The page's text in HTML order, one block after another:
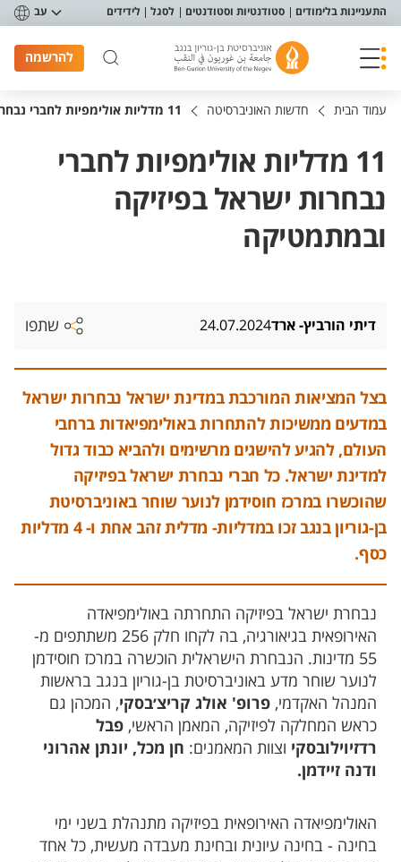
תפריט נגישות
התעניינות בלימודים סטודנטיות וסטודנטים לסגל לידידים עב
להרשמה
עמוד הבית חדשות האוניברסיטה 11 מדליות אולימפיות לחברי נבחרות ישראל בפיזיקה ובמתמטיקה
11 מדליות אולימפיות לחברי
נבחרות ישראל בפיזיקה
ובמתמטיקה
דיתי הורביץ- ארד24.07.2024 שתפו
בצל המציאות המורכבת במדינת ישראל נבחרות ישראל
במדעים ממשיכות להתחרות באולימפיאדות ברחבי
העולם, להגיע להישגים מרשימים ולהביא כבוד גדול
למדינת ישראל. כל חברי נבחרת ישראל בפיזיקה
שהוכשרו במרכז חוסידמן לנוער שוחר באוניברסיטת
בן-גוריון בנגב זכו במדליות- מדלית זהב אחת ו- 4 מדליות
כסף.
נבחרת ישראל בפיזיקה התחרתה באולימפיאדה
האירופאית בגיאורגיה, בה לקחו חלק 256 משתתפים מ-
55 מדינות. הנבחרת הישראלית הוכשרה במרכז חוסידמן
לנוער שוחר מדע באוניברסיטת בן-גוריון בנגב בראשות
המנהל האקדמי,פרופ' אולג קריצ׳בסקי, המכהן גם
כראש המחלקה לפיזיקה, המאמן הראשי,פבל
רדזיוילובסקי וצוות המאמנים: חן מכל, יונתן אהרוני
ודנה זיידמן.
האולימפיאדה האירופאית בפיזיקה מתנהלת בשני ימי
בחינה - בחינה עיונית ובחינת מעבדה מעשית, כל אחד